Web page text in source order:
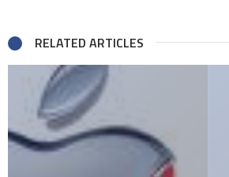
RELATED ARTICLES